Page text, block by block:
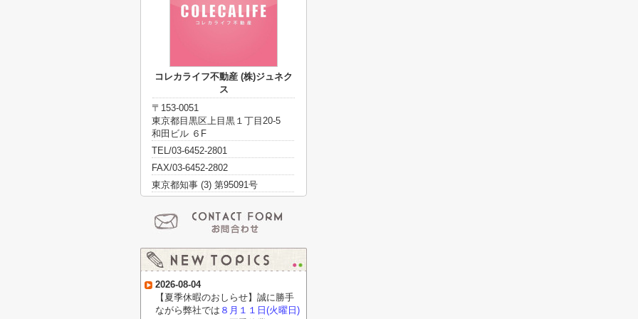
コレカライフ不動産 (株)ジュネク
ス
〒153-0051
東京都目黒区上目黒１丁目20-5
和田ビル ６F
TEL/03-6452-2801
FAX/03-6452-2802
東京都知事 (3) 第95091号
2026-08-04
【夏季休暇のおしらせ】誠に勝手
ながら弊社では ８月１１日(火曜日)